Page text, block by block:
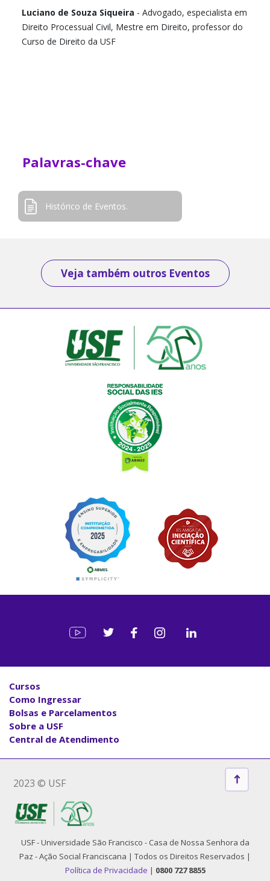
Luciano de Souza Siqueira - Advogado, especialista em
Direito Processual Civil, Mestre em Direito, professor do
Curso de Direito da USF
Palavras-chave
Histórico de Eventos.
Veja também outros Eventos
Cursos
Como Ingressar
Bolsas e Parcelamentos
Sobre a USF
Central de Atendimento
2023 © USF
USF - Universidade São Francisco - Casa de Nossa Senhora da
Paz - Ação Social Franciscana | Todos os Direitos Reservados |
Política de Privacidade | 0800 727 8855